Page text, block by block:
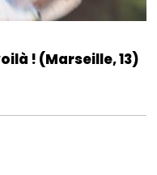
! (Marseille, 13)